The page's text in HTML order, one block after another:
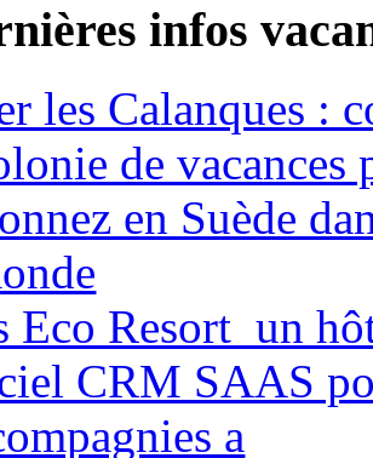
infos
les Calanques :
de vacances
en Suède
Eco Resort un
CRM SAAS
a